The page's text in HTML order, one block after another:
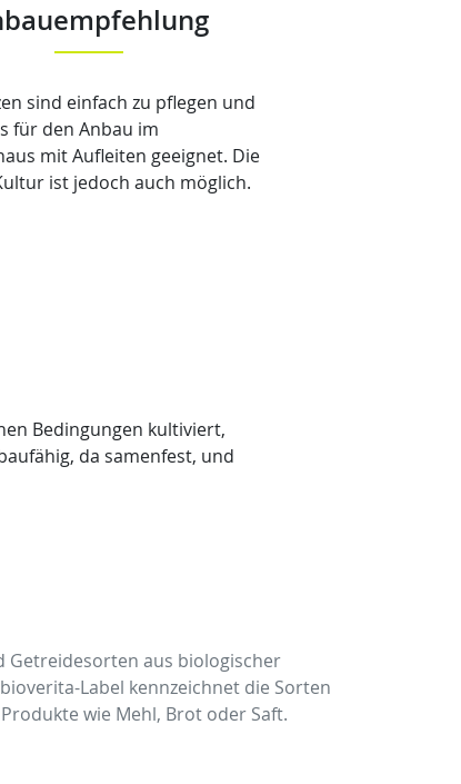
sind einfach zu pflegen und
für den Anbau im
mit Aufleiten geeignet. Die
ist jedoch auch möglich.
Bedingungen kultiviert,
da samenfest, und
Getreidesorten aus biologischer
Label kennzeichnet die Sorten
wie Mehl, Brot oder Saft.